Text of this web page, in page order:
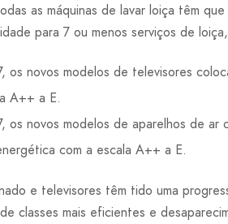
as máquinas de lavar loiça têm
para 7 ou menos serviços de
os novos modelos de televisores
A++ a E.
os novos modelos de aparelhos de
com a escala A++ a E.
e televisores têm tido uma
classes mais eficientes e